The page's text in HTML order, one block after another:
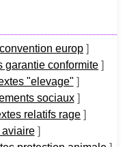
europ ]
garantie conformite ]
"elevage" ]
sociaux]
relatifs rage ]
aviaire]